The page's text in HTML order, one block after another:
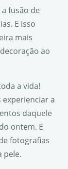
fusão de
E isso
mais
ao
a vida!
experienciar a
daquele
ontem. E
fotografias
pele.